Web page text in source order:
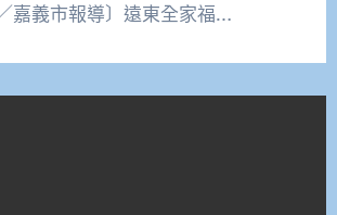
／嘉義市報導〕遠東全家福…